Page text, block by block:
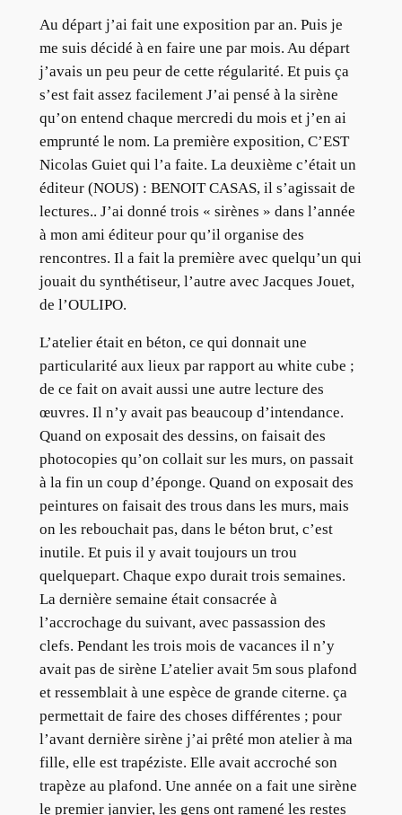
Au départ j’ai fait une exposition par an. Puis je
me suis décidé à en faire une par mois. Au départ
j’avais un peu peur de cette régularité. Et puis ça
s’est fait assez facilement J’ai pensé à la sirène
qu’on entend chaque mercredi du mois et j’en ai
emprunté le nom. La première exposition, C’EST
Nicolas Guiet qui l’a faite. La deuxième c’était un
éditeur (NOUS) : BENOIT CASAS, il s’agissait de
lectures.. J’ai donné trois « sirènes » dans l’année
à mon ami éditeur pour qu’il organise des
rencontres. Il a fait la première avec quelqu’un qui
jouait du synthétiseur, l’autre avec Jacques Jouet,
de l’OULIPO.
L’atelier était en béton, ce qui donnait une
particularité aux lieux par rapport au white cube ;
de ce fait on avait aussi une autre lecture des
œuvres. Il n’y avait pas beaucoup d’intendance.
Quand on exposait des dessins, on faisait des
photocopies qu’on collait sur les murs, on passait
à la fin un coup d’éponge. Quand on exposait des
peintures on faisait des trous dans les murs, mais
on les rebouchait pas, dans le béton brut, c’est
inutile. Et puis il y avait toujours un trou
quelquepart. Chaque expo durait trois semaines.
La dernière semaine était consacrée à
l’accrochage du suivant, avec passassion des
clefs. Pendant les trois mois de vacances il n’y
avait pas de sirène L’atelier avait 5m sous plafond
et ressemblait à une espèce de grande citerne. ça
permettait de faire des choses différentes ; pour
l’avant dernière sirène j’ai prêté mon atelier à ma
fille, elle est trapéziste. Elle avait accroché son
trapèze au plafond. Une année on a fait une sirène
le premier janvier, les gens ont ramené les restes